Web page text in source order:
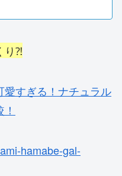
り⁈
すぎる！ナチュラル
hamabe-gal-